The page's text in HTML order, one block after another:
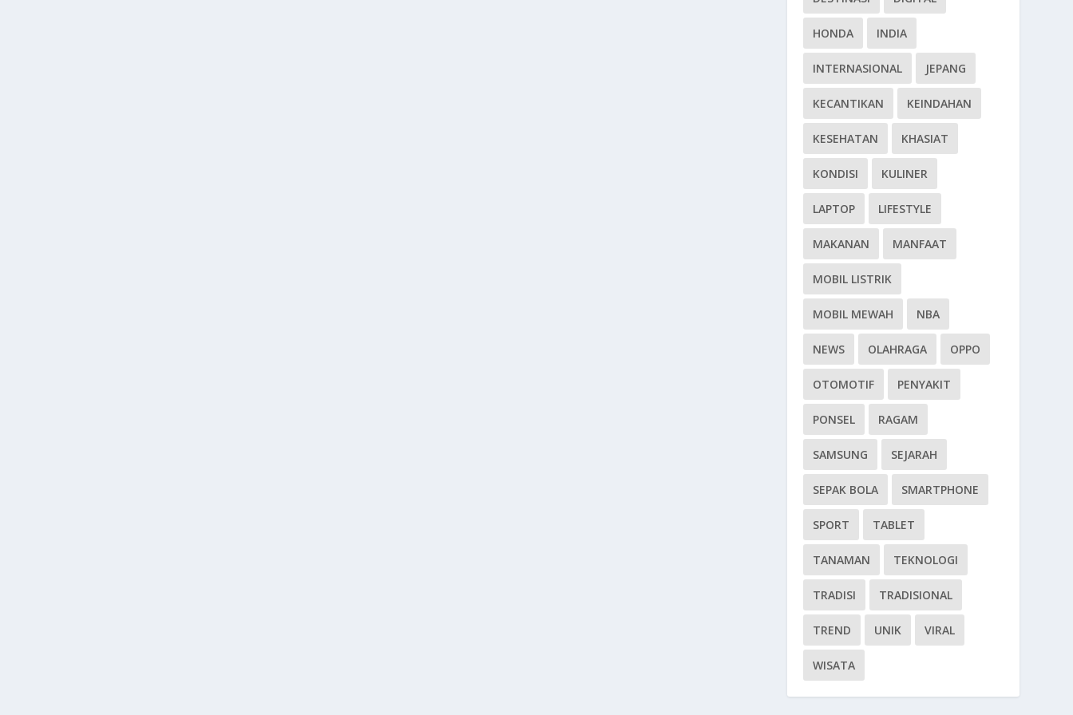
HONDA INDIA
INTERNASIONAL JEPANG
KECANTIKAN KEINDAHAN
KESEHATAN KHASIAT
KONDISI KULINER
LAPTOP LIFESTYLE
MAKANAN MANFAAT
MOBIL LISTRIK
MOBIL MEWAH NBA
NEWS OLAHRAGA OPPO
OTOMOTIF PENYAKIT
PONSEL RAGAM
SAMSUNG SEJARAH
SEPAK BOLA SMARTPHONE
SPORT TABLET
TANAMAN TEKNOLOGI
TRADISI TRADISIONAL
TREND UNIK VIRAL
WISATA